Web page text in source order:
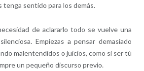
tenga sentido para los demás.
de aclararlo todo se vuelve una
Empiezas a pensar demasiado
malentendidos o juicios, como si ser tú
un pequeño discurso previo.